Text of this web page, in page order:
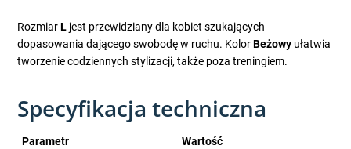
RozmiarL jest przewidziany dla kobiet szukających
dopasowania dającego swobodę w ruchu. KolorBeżowy ułatwia
tworzenie codziennych stylizacji, także poza treningiem.
Specyfikacja techniczna
Parametr Wartość